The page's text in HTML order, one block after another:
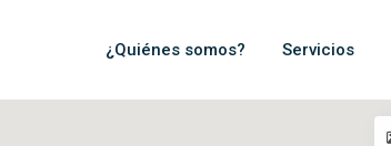
¿Quiénes somos? Servicios